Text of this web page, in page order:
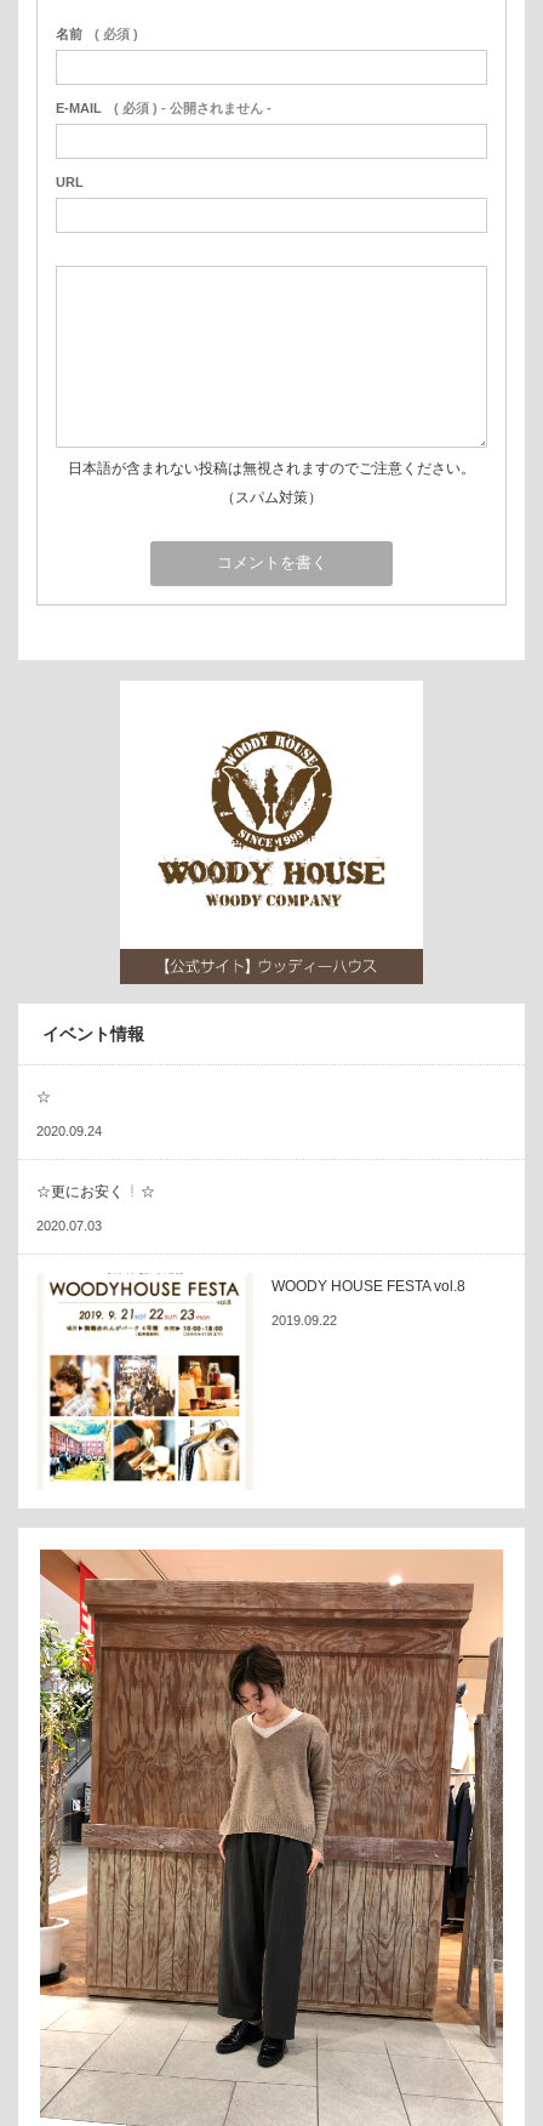
名前 ( 必須 )
E-MAIL ( 必須 ) - 公開されません -
URL
日本語が含まれない投稿は無視されますのでご注意ください。
（スパム対策）
イベント情報
☆
2020.09.24
☆更にお安く ☆
2020.07.03
WOODY HOUSE FESTA vol.8
2019.09.22